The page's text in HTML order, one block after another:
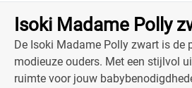
Isoki Madame Polly
De Isoki Madame Polly zwart is de
modieuze ouders. Met een stijlvol
ruimte voor jouw